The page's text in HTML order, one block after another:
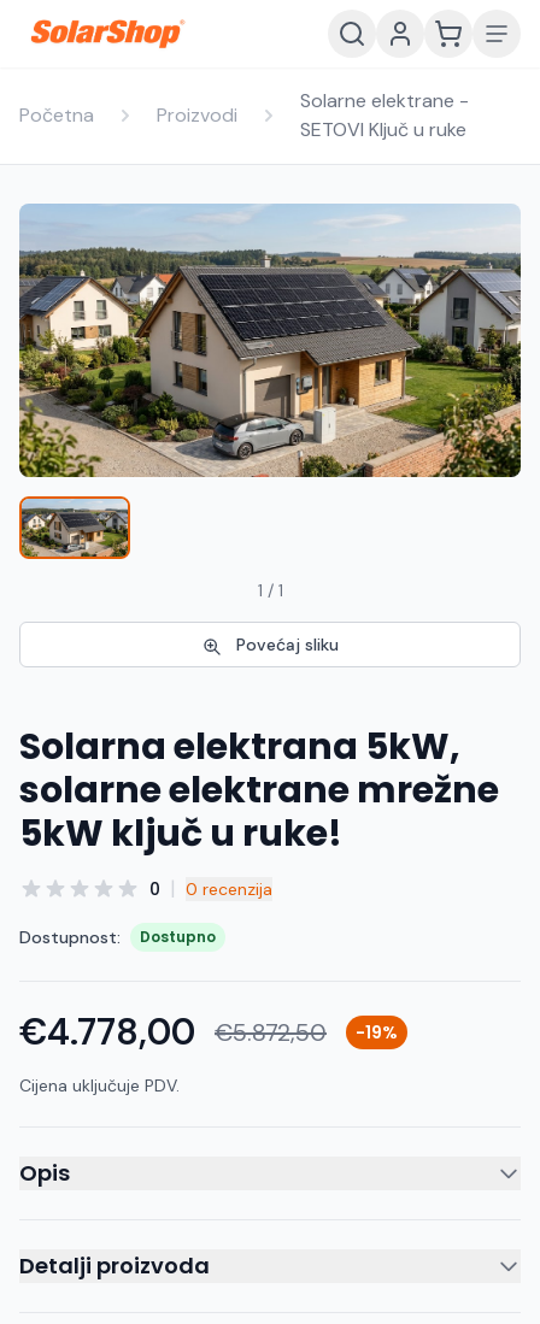
HR Hrvatski EN English
RS Srpski
MK Македонски
Početna Proizvodi
Solarne elektrane -
SETOVI Ključ u ruke
1 / 1
Povećaj sliku
Solarna elektrana 5kW,
solarne elektrane mrežne
5kW ključ u ruke!
0 | 0 recenzija
Dostupnost: Dostupno
€4.778,00 €5.872,50 -19%
Cijena uključuje PDV.
Opis
Detalji proizvoda